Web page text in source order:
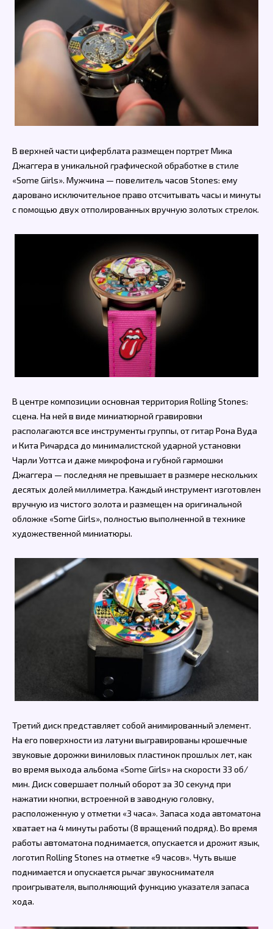
В верхней части циферблата размещен портрет Мика
Джаггера в уникальной графической обработке в стиле
«Some Girls». Мужчина — повелитель часов Stones: ему
даровано исключительное право отсчитывать часы и минуты
с помощью двух отполированных вручную золотых стрелок.
В центре композиции основная территория Rolling Stones:
сцена. На ней в виде миниатюрной гравировки
располагаются все инструменты группы, от гитар Рона Вуда
и Кита Ричардса до минималистской ударной установки
Чарли Уоттса и даже микрофона и губной гармошки
Джаггера — последняя не превышает в размере нескольких
десятых долей миллиметра. Каждый инструмент изготовлен
вручную из чистого золота и размещен на оригинальной
обложке «Some Girls», полностью выполненной в технике
художественной миниатюры.
Третий диск представляет собой анимированный элемент.
На его поверхности из латуни выгравированы крошечные
звуковые дорожки виниловых пластинок прошлых лет, как
во время выхода альбома «Some Girls» на скорости 33 об/
мин. Диск совершает полный оборот за 30 секунд при
нажатии кнопки, встроенной в заводную головку,
расположенную у отметки «3 часа». Запаса хода автоматона
хватает на 4 минуты работы (8 вращений подряд). Во время
работы автоматона поднимается, опускается и дрожит язык,
логотип Rolling Stones на отметке «9 часов». Чуть выше
поднимается и опускается рычаг звукоснимателя
проигрывателя, выполняющий функцию указателя запаса
хода.